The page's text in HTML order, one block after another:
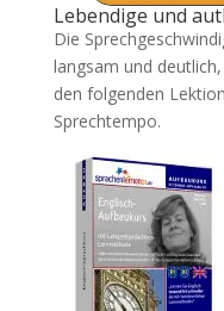
Lebendige und
Die
langsam und
den folgenden
Sprechtempo.